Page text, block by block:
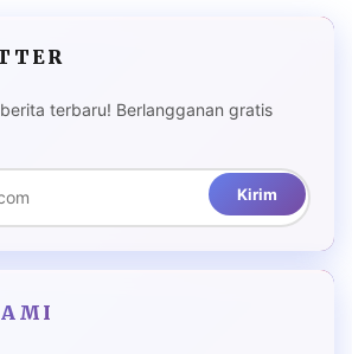
terbaru! Berlangganan gratis
Kirim